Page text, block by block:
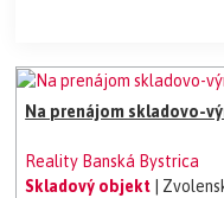
Na prenájom skladovo-
Reality Banská Bystrica
Skladový objekt
|